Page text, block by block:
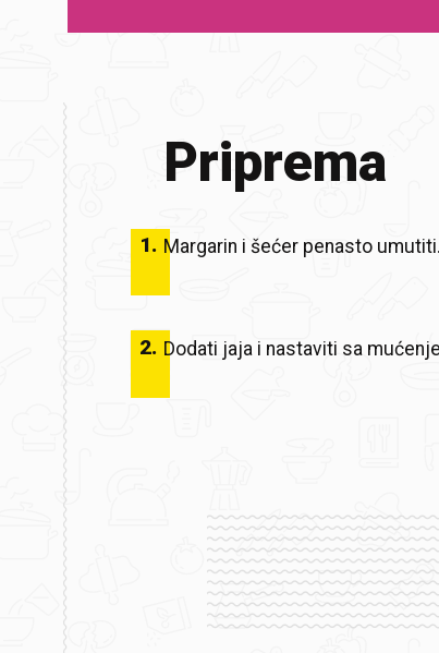
Priprema
1. Margarin i šećer penasto umutiti.
2. Dodati jaja i nastaviti sa